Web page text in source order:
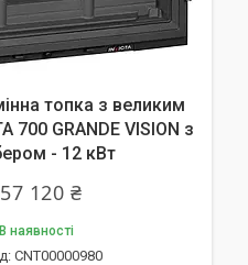
топка з великим
700 GRANDE VISION з
- 12 кВт
57 120 ₴
В наявності
CNT00000980